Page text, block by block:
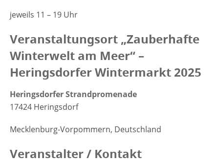
jeweils 11 – 19 Uhr
Veranstaltungsort „Zauberhafte
Winterwelt am Meer“ –
Heringsdorfer Wintermarkt 2025
Heringsdorfer Strandpromenade
17424 Heringsdorf
Mecklenburg-Vorpommern, Deutschland
Veranstalter / Kontakt